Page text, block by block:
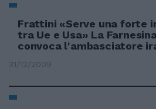
Frattini «Serve una forte
tra Ue e Usa» La
convoca l'ambasciatore
31/12/2009